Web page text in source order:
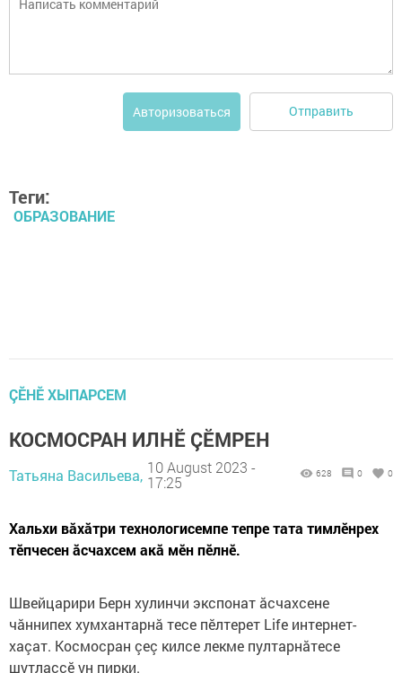
Авторизоваться Отправить
Теги:
ОБРАЗОВАНИЕ
ÇӖНӖ ХЫПАРСЕМ
КОСМОСРАН ИЛНӖ ÇӖМРЕН
Татьяна Васильева, 10 August 2023 -
17:25
628 0 0
Хальхи вăхăтри технологисемпе тепре тата тимлӗнрех
тӗпчесен ăсчахсем акă мӗн пӗлнӗ.
Швейцарири Берн хулинчи экспонат ăсчахсене
чăннипех хумхантарнă тесе пӗлтерет Life интернет-
хаçат. Космосран çеç килсе лекме пултарнăтесе
шутлаççӗ ун пирки.